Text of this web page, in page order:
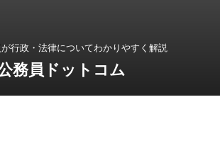
行政・法律についてわかりやすく解説
務員ドットコム